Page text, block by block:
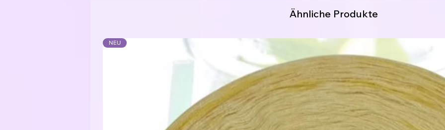
Glitzerfaden: 62% Polyester / 38% Polyamid
Funkelgarn: 43% Baumwolle / 43% Acrylic / 9% Polyester / 5% Polyamid
Ähnliche Produkte
NEU